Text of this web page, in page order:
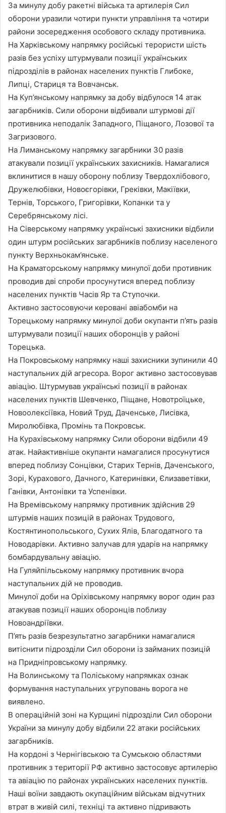
За минулу добу ракетні війська та артилерія Сил
оборони уразили чотири пункти управління та чотири
райони зосередження особового складу противника.
На Харківському напрямку російські терористи шість
разів без успіху штурмували позиції українських
підрозділів в районах населених пунктів Глибоке,
Липці, Стариця та Вовчанськ.
На Куп’янському напрямку за добу відбулося 14 атак
загарбників. Сили оборони відбивали штурмові дії
противника неподалік Западного, Піщаного, Лозової та
Загризового.
На Лиманському напрямку загарбники 30 разів
атакували позиції українських захисників. Намагалися
вклинитися в нашу оборону поблизу Твердохлібового,
Дружелюбівки, Новоєгорівки, Греківки, Макіївки,
Тернів, Торського, Григорівки, Копанки та у
Серебрянському лісі.
На Сіверському напрямку українські захисники відбили
один штурм російських загарбників поблизу населеного
пункту Верхньокам’янське.
На Краматорському напрямку минулої доби противник
проводив дві спроби просунутися вперед поблизу
населених пунктів Часів Яр та Ступочки.
Активно застосовуючи керовані авіабомби на
Торецькому напрямку минулої доби окупанти п’ять разів
штурмували позиції наших оборонців у районі
Торецька.
На Покровському напрямку наші захисники зупинили 40
наступальних дій агресора. Ворог активно застосовував
авіацію. Штурмував українські позиції в районах
населених пунктів Шевченко, Піщане, Новотроїцьке,
Новоолексіївка, Новий Труд, Даченське, Лисівка,
Миролюбівка, Промінь та Покровськ.
На Курахівському напрямку Сили оборони відбили 49
атак. Найактивніше окупанти намагалися просунутися
вперед поблизу Сонцівки, Старих Тернів, Даченського,
Зорі, Курахового, Дачного, Катеринівки, Єлизаветівки,
Ганівки, Антонівки та Успенівки.
На Времівському напрямку противник здійснив 29
штурмів наших позицій в районах Трудового,
Костянтинопольського, Сухих Ялів, Благодатного та
Новодарівки. Активно залучав для ударів на напрямку
бомбардувальну авіацію.
На Гуляйпільському напрямку противник вчора
наступальних дій не проводив.
Минулої доби на Оріхівському напрямку ворог один раз
атакував позиції наших оборонців поблизу
Новоандріївки.
П’ять разів безрезультатно загарбники намагалися
витіснити підрозділи Сил оборони із займаних позицій
на Придніпровському напрямку.
На Волинському та Поліському напрямках ознак
формування наступальних угруповань ворога не
виявлено.
В операційній зоні на Курщині підрозділи Сил оборони
України за минулу добу відбили 22 атаки російських
загарбників.
На кордоні з Чернігівською та Сумською областями
противник з території РФ активно застосовує артилерію
та авіацію по районах українських населених пунктів.
Наші воїни завдають окупаційним військам відчутних
втрат в живій силі, техніці та активно підривають